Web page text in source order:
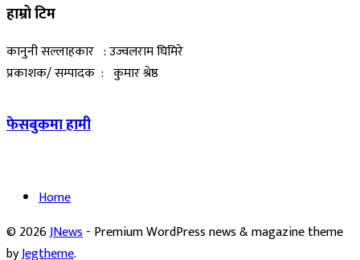
हाम्रो टिम
कानुनी सल्लाहकार : उज्वलराम घिमिरे
प्रकाशक/ सम्पादक : कुमार श्रेष्ठ
फेसबुकमा हामी
Home
© 2026JNews- Premium WordPress news & magazine theme
byJegtheme.